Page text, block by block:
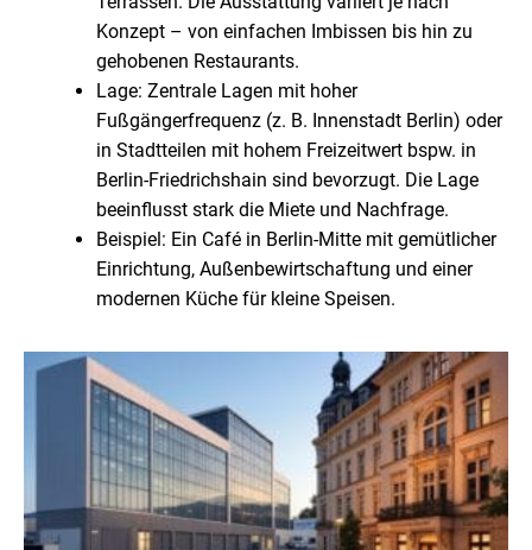
Konzept – von einfachen Imbissen bis hin zu
gehobenen Restaurants.
Lage: Zentrale Lagen mit hoher
Fußgängerfrequenz (z. B. Innenstadt Berlin) oder
in Stadtteilen mit hohem Freizeitwert bspw. in
Berlin-Friedrichshain sind bevorzugt. Die Lage
beeinflusst stark die Miete und Nachfrage.
Beispiel: Ein Café in Berlin-Mitte mit gemütlicher
Einrichtung, Außenbewirtschaftung und einer
modernen Küche für kleine Speisen.